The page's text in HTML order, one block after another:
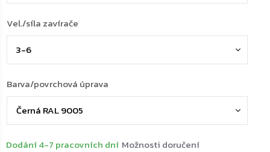
Dodání 4-7 pracovních dní Možnosti doručení
Vel./síla zavírače
Barva/povrchová úprava